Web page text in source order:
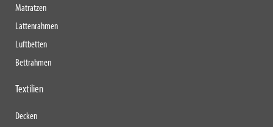
Matratzen
Lattenrahmen
Luftbetten
Bettrahmen
Textilien
Decken